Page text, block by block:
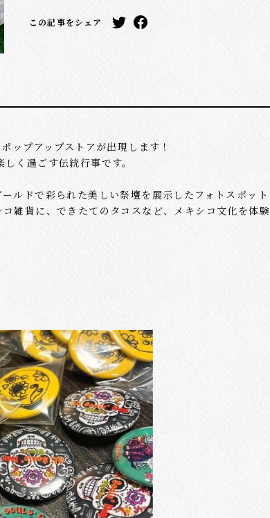
この記事をシェア
ップアップストアが出現します！
く過ごす伝統行事です。
ルドで彩られた美しい祭壇を展示したフォトスポット
雑貨に、できたてのタコスなど、メキシコ文化を体験